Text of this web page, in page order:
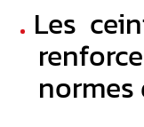
Les
normes